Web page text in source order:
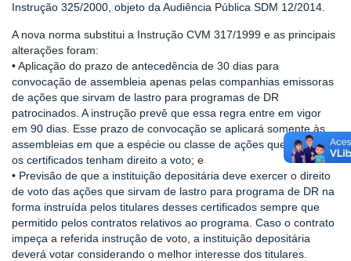
Instrução 325/2000, objeto da Audiência Pública SDM 12/2014.
A nova norma substitui a Instrução CVM 317/1999 e as principais
alterações foram:
• Aplicação do prazo de antecedência de 30 dias para
convocação de assembleia apenas pelas companhias emissoras
de ações que sirvam de lastro para programas de DR
patrocinados. A instrução prevê que essa regra entre em vigor
em 90 dias. Esse prazo de convocação se aplicará somente às
assembleias em que a espécie ou classe de ações que lastreiam
os certificados tenham direito a voto; e
• Previsão de que a instituição depositária deve exercer o direito
de voto das ações que sirvam de lastro para programa de DR na
forma instruída pelos titulares desses certificados sempre que
permitido pelos contratos relativos ao programa. Caso o contrato
impeça a referida instrução de voto, a instituição depositária
deverá votar considerando o melhor interesse dos titulares.